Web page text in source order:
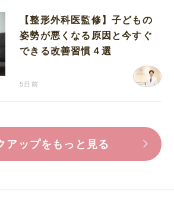
【整形外科医監修】子どもの
姿勢が悪くなる原因と今すぐ
できる改善習慣４選
5日前
アップをもっと見る